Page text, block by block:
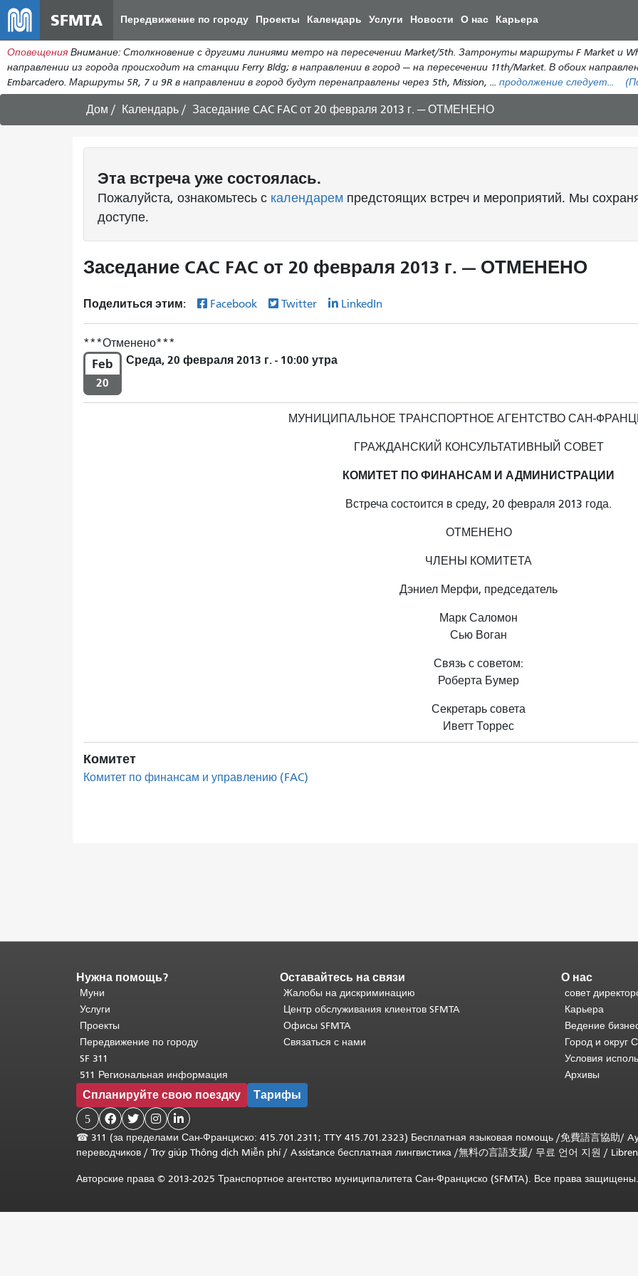
к
общему
содержанию
SFMTA Передвижение по городу Проекты Календарь Услуги Новости О нас Карьера
Оповещения Внимание: Столкновение с другими линиями метро на пересечении Market/5th. Затронуты маршруты F Market и
направлении из города происходит на станции Ferry Bldg; в направлении в город — на пересечении 11th/Market. В обоих
Embarcadero. Маршруты 5R, 7 и 9R в направлении в город будут перенаправлены через 5th, Mission, ... продолжение следует...
Дом Календарь Заседание CAC FAC от 20 февраля 2013 г. — ОТМЕНЕНО
Эта встречауже состоялась.
Пожалуйста, ознакомьтесь с календарем предстоящих встреч и мероприятий. Мы
доступе.
Заседание CAC FAC от 20 февраля 2013 г. — ОТМЕНЕНО
Поделиться этим: Facebook Twitter LinkedIn
Отменено
Feb
20
Среда, 20 февраля 2013 г. - 10:00 утра
МУНИЦИПАЛЬНОЕ ТРАНСПОРТНОЕ АГЕНТСТВО САН-
ГРАЖДАНСКИЙ КОНСУЛЬТАТИВНЫЙ СОВЕТ
КОМИТЕТ ПО ФИНАНСАМ И АДМИНИСТРАЦИИ
Встреча состоится в среду, 20 февраля 2013 года.
ОТМЕНЕНО
ЧЛЕНЫ КОМИТЕТА
Дэниел Мерфи, председатель
Марк Саломон
Сью Воган
Связь с советом:
Роберта Бумер
Секретарь совета
Иветт Торрес
Комитет
Комитет по финансам и управлению (FAC)
Конец
содержимого
страницы.
часть
этой
страницы
на
каждой
странице.
Вернуться
к
началу
основного
содержимого
Нужна помощь?
Муни
Услуги
Проекты
Передвижение по городу
SF 311
511 Региональная информация
Оставайтесь на связи
Жалобы на дискриминацию
Центр обслуживания клиентов SFMTA
Офисы SFMTA
Связаться с нами
О нас
совет
Карьера
Ведение
Город и округ
Условия
Архивы
Спланируйте свою поездку Тарифы
5    
☎ 311 (за пределами Сан-Франциско: 415.701.2311; TTY 415.701.2323) Бесплатная языковая помощь /免費語言協助/
переводчиков / Trợ giúp Thông dịch Miễn phí/ Assistance бесплатная лингвистика /無料の言語支援/ 무료 언어 지원 /
Авторские права © 2013-2025 Транспортное агентство муниципалитета Сан-Франциско (SFMTA). Все права защищены.